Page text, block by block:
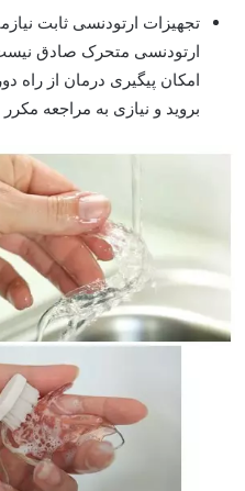
تجهیزات ارتودنسی ثابت
ارتودنسی متحرک صادق
امکان پیگیری درمان از راه
بروید و نیازی به مراجعه